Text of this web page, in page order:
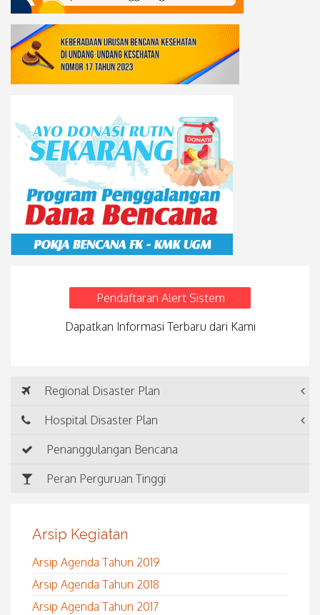
Pendaftaran Alert Sistem
Dapatkan Informasi Terbaru dari Kami
Regional Disaster Plan
Hospital Disaster Plan
Penanggulangan Bencana
Peran Perguruan Tinggi
Arsip Kegiatan
Arsip Agenda Tahun 2019
Arsip Agenda Tahun 2018
Arsip Agenda Tahun 2017